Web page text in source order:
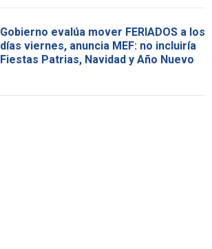
Gobierno evalúa mover FERIADOS a los
días viernes, anuncia MEF: no incluiría
Fiestas Patrias, Navidad y Año Nuevo